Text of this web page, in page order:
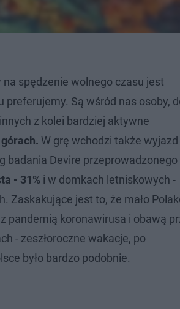
spędzenie wolnego czasu jest
Są wśród nas osoby,
z kolei bardziej aktywne
W grę wchodzi także wyjazd
badania Devire przeprowadzonego
- 31% i w domkach letniskowych -
Zaskakujące jest to, że mało
pandemią koronawirusa i obawą
- zeszłoroczne wakacje, po
było bardzo podobnie.